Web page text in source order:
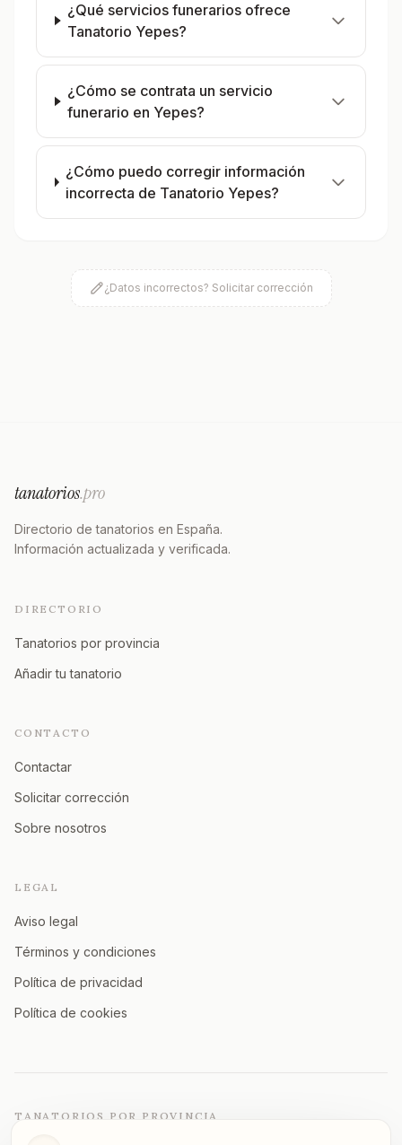
¿Qué servicios funerarios ofrece
Tanatorio Yepes?
¿Cómo se contrata un servicio
funerario en Yepes?
¿Cómo puedo corregir información
incorrecta de Tanatorio Yepes?
¿Datos incorrectos? Solicitar corrección
tanatorios.pro
Directorio de tanatorios en España.
Información actualizada y verificada.
DIRECTORIO
Tanatorios por provincia
Añadir tu tanatorio
CONTACTO
Contactar
Solicitar corrección
Sobre nosotros
LEGAL
Aviso legal
Términos y condiciones
Política de privacidad
Política de cookies
TANATORIOS POR PROVINCIA